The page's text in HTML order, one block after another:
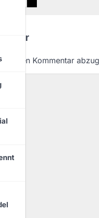
einen Kommentar